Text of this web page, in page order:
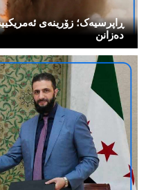
ڕاپرسیەک؛ زۆرینەی
دەزانن